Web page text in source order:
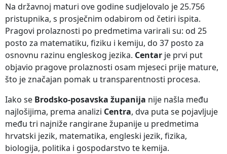
Na državnoj maturi ove godine sudjelovalo je 25.756
pristupnika, s prosječnim odabirom od četiri ispita.
Pragovi prolaznosti po predmetima varirali su: od 25
posto za matematiku, fiziku i kemiju, do 37 posto za
osnovnu razinu engleskog jezika. Centar je prvi put
objavio pragove prolaznosti osam mjeseci prije mature,
što je značajan pomak u transparentnosti procesa.
Iako se Brodsko-posavska županija nije našla među
najlošijima, prema analizi Centra, dva puta se pojavljuje
među tri najniže rangirane županije u predmetima
hrvatski jezik, matematika, engleski jezik, fizika,
biologija, politika i gospodarstvo te kemija.